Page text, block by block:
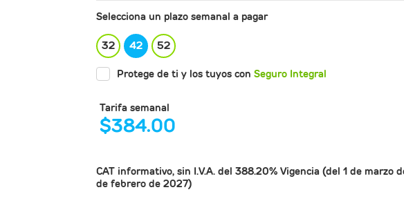
Selecciona un plazo semanal a pagar
32 42 52
Protege de ti y los tuyos con Seguro Integral
Tarifa semanal
$384.00
CATinformativo, sin I.V.A. del 388.20% Vigencia (del 1 de marzo
de febrero de 2027)